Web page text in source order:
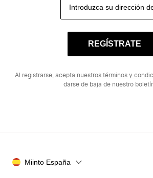
REGÍSTRATE
Al registrarse, acepta nuestros términos y
darse de baja de nuestro
Miinto España